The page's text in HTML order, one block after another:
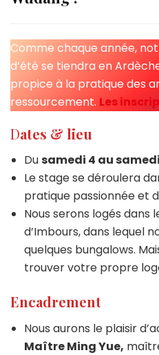
Comme chaque année,
d’été se tiendra en
propice à la pratique des
ressourcement. Les
Dates & lieu
Dusamedi 4 au
Le stage se déroulera
pratique passionnée et
Nous serons logés dans
d’Imbours, dans lequel
quelques bungalows.
trouver votre propre
Encadrement
Nous aurons le plaisir
Maître Ming Yue,